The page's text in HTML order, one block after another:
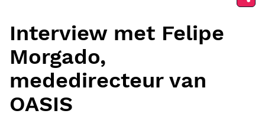
Interview met Felipe
Morgado,
mededirecteur van
OASIS